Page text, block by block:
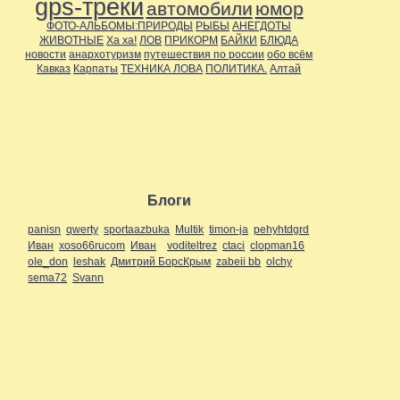
gps-треки автомобили юмор
ФОТО-АЛЬБОМЫ:ПРИРОДЫ РЫБЫ АНЕГДОТЫ
ЖИВОТНЫЕ Ха ха! ЛОВ ПРИКОРМ БАЙКИ БЛЮДА
новости анархотуризм путешествия по россии обо всём
Кавказ Карпаты ТЕХНИКА ЛОВА ПОЛИТИКА. Алтай
Блоги
panisn qwerty sportaazbuka Multik timon-ja pehyhtdgrd
Иван xoso66rucom Иван voditeltrez ctaci clopman16
ole_don leshak Дмитрий БорсКрым zabeii bb olchy
sema72 Svann